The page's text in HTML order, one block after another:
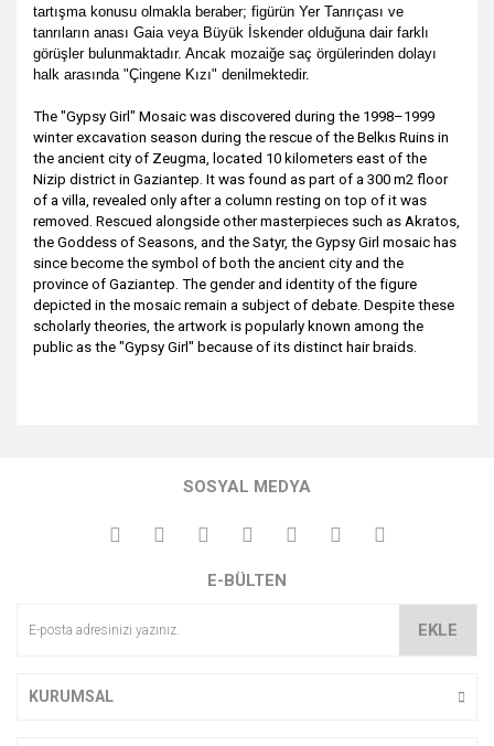
tartışma konusu olmakla beraber; figürün Yer Tanrıçası ve
tanrıların anası Gaia veya Büyük İskender olduğuna dair farklı
görüşler bulunmaktadır. Ancak mozaiğe saç örgülerinden dolayı
halk arasında "Çingene Kızı" denilmektedir.
The "Gypsy Girl" Mosaic was discovered during the 1998–1999
winter excavation season during the rescue of the Belkıs Ruins in
the ancient city of Zeugma, located 10 kilometers east of the
Nizip district in Gaziantep. It was found as part of a 300 m2 floor
of a villa, revealed only after a column resting on top of it was
removed. Rescued alongside other masterpieces such as Akratos,
the Goddess of Seasons, and the Satyr, the Gypsy Girl mosaic has
since become the symbol of both the ancient city and the
province of Gaziantep. The gender and identity of the figure
depicted in the mosaic remain a subject of debate. Despite these
scholarly theories, the artwork is popularly known among the
public as the "Gypsy Girl" because of its distinct hair braids.
kullanarak tarafımıza iletebilirsiniz.
Görüş ve önerileriniz için teşekkür ederiz.
Ürün açıklamasında eksik bilgiler bulunuyor.
SOSYAL MEDYA
E-BÜLTEN
EKLE
KURUMSAL